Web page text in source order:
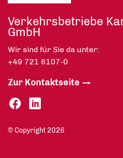
Verkehrsbetriebe
GmbH
Wir sind für Sie da unter:
+49 721 6107-0
Zur Kontaktseite
© Copyright 2026